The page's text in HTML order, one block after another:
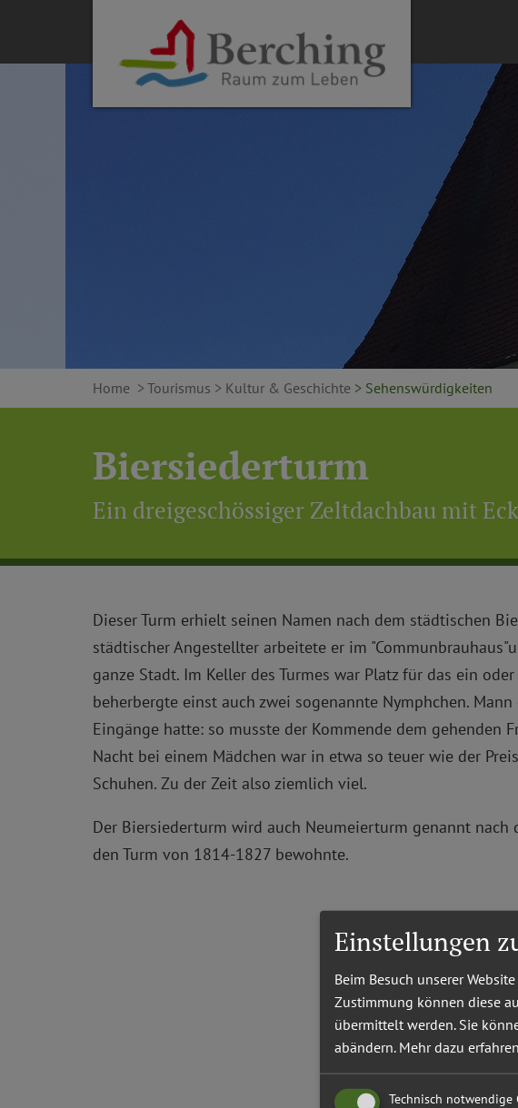
Home > Tourismus > Kultur & Geschichte > Sehenswürdigkeiten
Biersiederturm
Ein dreigeschössiger Zeltdachbau mit
Dieser Turm erhielt seinen Namen nach dem städtischen
städtischer Angestellter arbeitete er im
ganze Stadt. Im Keller des Turmes war Platz für das ein
beherbergte einst auch zwei sogenannte Nymphchen.
Eingänge hatte: so musste der Kommende dem gehenden
Nacht bei einem Mädchen war in etwa so teuer wie der
Schuhen. Zu der Zeit also ziemlich viel.
Der Biersiederturm wird auch Neumeierturm genannt nach
den Turm von 1814-1827 bewohnte.
Einstellungen
Beim Besuch unserer
Zustimmung können diese
übermittelt werden. Sie
abändern. Mehr dazu
Technisch notwendige